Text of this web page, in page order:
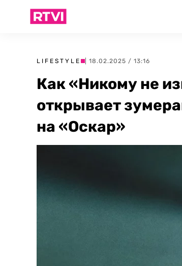
LIFESTYLE | 18.02.2025 / 13:16
Как «Никому не
открывает
на «Оскар»